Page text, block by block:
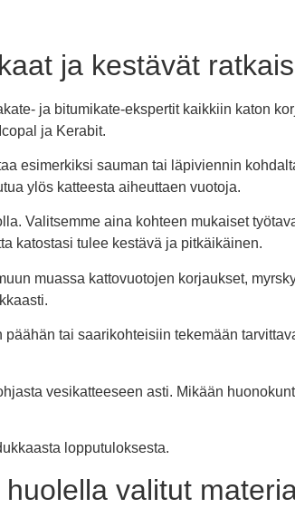
ja kestävät
ja bitumikate-ekspertit kaikkiin katon
ja Kerabit.
esimerkiksi sauman tai läpiviennin
ylös katteesta aiheuttaen vuotoja.
Valitsemme aina kohteen mukaiset
katostasi tulee kestävä ja pitkäikäinen.
muassa kattovuotojen korjaukset,
tai saarikohteisiin tekemään
vesikatteeseen asti. Mikään
lopputuloksesta.
valitut